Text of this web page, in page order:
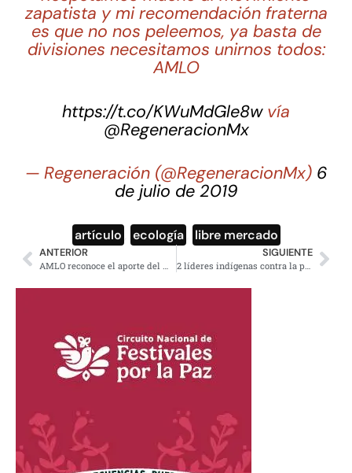
zapatista y mi recomendación fraterna
es que no nos peleemos, ya basta de
divisiones necesitamos unirnos todos:
AMLO
https://t.co/KWuMdGle8wvía
@RegeneracionMx
— Regeneración (@RegeneracionMx) 6
de julio de 2019
artículo ecología libre mercado
ANTERIOR
AMLO reconoce el aporte del movimiento zapatista a México
SIGUIENTE
2 líderes indígenas contra la privatización son asesinados en Guatemala